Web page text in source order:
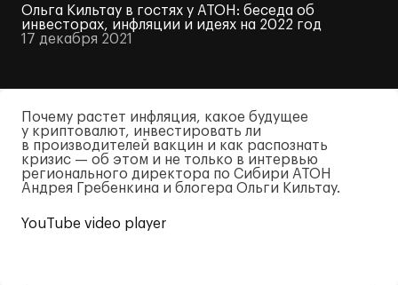
Ольга Кильтау в гостях у АТОН: беседа об
инвесторах, инфляции и идеях на 2022 год
17 декабря 2021
Почему растет инфляция, какое будущее
у криптовалют, инвестировать ли
в производителей вакцин и как распознать
кризис — об этом и не только в интервью
регионального директора по Сибири АТОН
Андрея Гребенкина и блогера Ольги Кильтау.
YouTube video player